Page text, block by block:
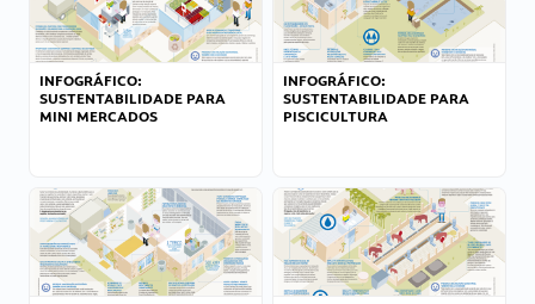
INFOGRÁFICO:
SUSTENTABILIDADE PARA
MINI MERCADOS
INFOGRÁFICO:
SUSTENTABILIDADE PARA
PISCICULTURA